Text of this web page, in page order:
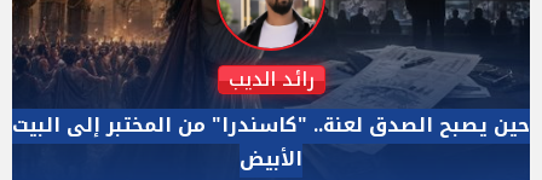
دكتور نزيه الحكيم
الإجازة البرلمانية ليست إجازة من الرقابة.. والسؤال ليس
الأداة الوحيده بعد فض الانعقاد